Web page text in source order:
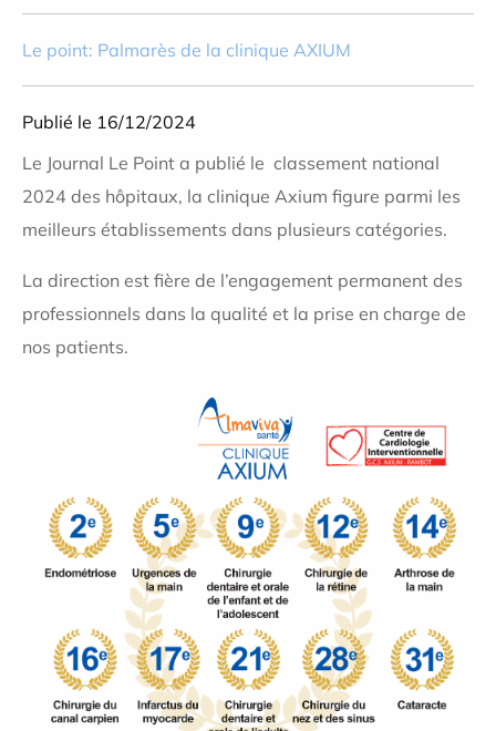
Le point: Palmarès de la clinique AXIUM
Publié le 16/12/2024
Le Journal Le Point a publié le classement national
2024 des hôpitaux, la clinique Axium figure parmi les
meilleurs établissements dans plusieurs catégories.
La direction est fière de l’engagement permanent des
professionnels dans la qualité et la prise en charge de
nos patients.